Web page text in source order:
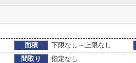
面積 下限なし～上限なし
間取り
指定なし